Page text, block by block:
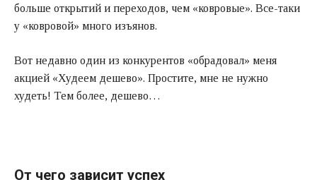
больше открытий и переходов, чем «ковровые». Все-таки
у «ковровой» много изъянов.
Вот недавно один из конкурентов «обрадовал» меня
акцией «Худеем дешево». Простите, мне не нужно
худеть! Тем более, дешево…
От чего зависит успех